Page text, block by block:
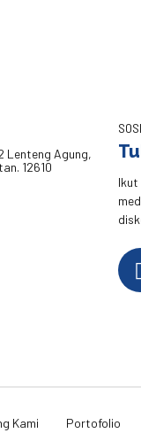
Lenteng Agung,
12610
Ikut
Kami Portofolio